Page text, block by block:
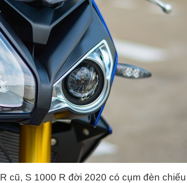
cũ, S 1000 R đời 2020 có cụm đèn chiếu